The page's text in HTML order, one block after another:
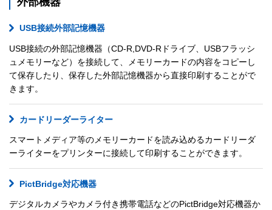
USB接続外部記憶機器
USB接続の外部記憶機器（CD-R,DVD-Rドライブ、USBフラッシ
ュメモリーなど）を接続して、メモリーカードの内容をコピーし
て保存したり、保存した外部記憶機器から直接印刷することがで
きます。
カードリーダーライター
スマートメディア等のメモリーカードを読み込めるカードリーダ
ーライターをプリンターに接続して印刷することができます。
PictBridge対応機器
デジタルカメラやカメラ付き携帯電話などのPictBridge対応機器か